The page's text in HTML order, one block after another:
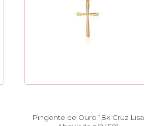
Pingente de Ouro 18k Cruz Lisa